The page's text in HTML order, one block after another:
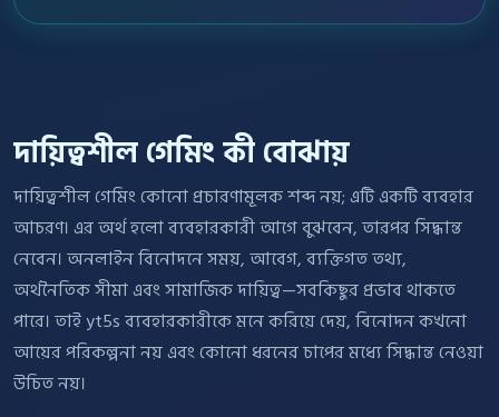
দায়িত্বশীল গেমিং কী বোঝায়
দায়িত্বশীল গেমিং কোনো প্রচারণামূলক শব্দ নয়; এটি একটি ব্যবহার
আচরণ। এর অর্থ হলো ব্যবহারকারী আগে বুঝবেন, তারপর সিদ্ধান্ত
নেবেন। অনলাইন বিনোদনে সময়, আবেগ, ব্যক্তিগত তথ্য,
অর্থনৈতিক সীমা এবং সামাজিক দায়িত্ব—সবকিছুর প্রভাব থাকতে
পারে। তাই yt5s ব্যবহারকারীকে মনে করিয়ে দেয়, বিনোদন কখনো
আয়ের পরিকল্পনা নয় এবং কোনো ধরনের চাপের মধ্যে সিদ্ধান্ত নেওয়া
উচিত নয়।